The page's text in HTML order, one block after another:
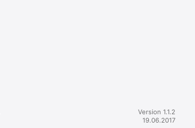
Version 1.1.2
19.06.2017